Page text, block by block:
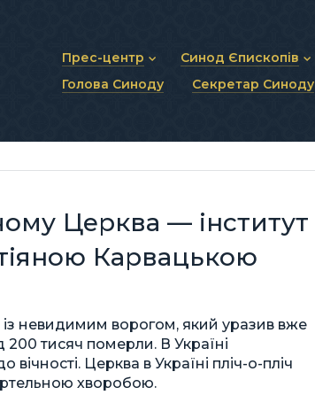
Прес-центр
Новини та анонси
Синод Єпископів
Статут Синоду
Синодальні органи
Голова Синоду Секретар Синоду
Церква — інститут
Карвацькою
невидимим ворогом, який уразив вже
тисяч померли. В Україні
Церква в Україні пліч-о-пліч
хворобою.